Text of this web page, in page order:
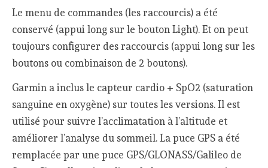
Le menu de commandes (les raccourcis) a été
conservé (appui long sur le bouton Light). Et on peut
toujours configurer des raccourcis (appui long sur les
boutons ou combinaison de 2 boutons).
Garmin a inclus le capteur cardio + SpO2 (saturation
sanguine en oxygène) sur toutes les versions. Il est
utilisé pour suivre l’acclimatation à l’altitude et
améliorer l’analyse du sommeil. La puce GPS a été
remplacée par une puce GPS/GLONASS/Galileo de